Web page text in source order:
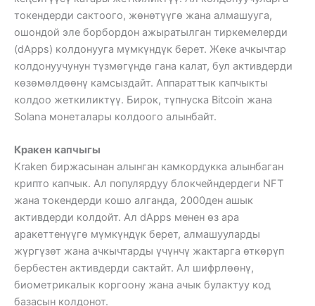
токендерди сактоого, жөнөтүүгө жана алмашууга,
ошондой эле борбордон ажыратылган тиркемелерди
(dApps) колдонууга мүмкүндүк берет. Жеке ачкычтар
колдонуучунун түзмөгүндө гана калат, бул активдерди
көзөмөлдөөнү камсыздайт. Аппараттык капчыкты
колдоо жеткиликтүү. Бирок, түпнуска Bitcoin жана
Solana монеталары колдоого алынбайт.
Кракен капчыгы
Kraken биржасынан алынган камкордукка алынбаган
крипто капчык. Ал популярдуу блокчейндердеги NFT
жана токендерди кошо алганда, 2000ден ашык
активдерди колдойт. Ал dApps менен өз ара
аракеттенүүгө мүмкүндүк берет, алмашууларды
жүргүзөт жана ачкычтарды үчүнчү жактарга өткөрүп
бербестен активдерди сактайт. Ал шифрлөөнү,
биометрикалык коргоону жана ачык булактуу код
базасын колдонот.